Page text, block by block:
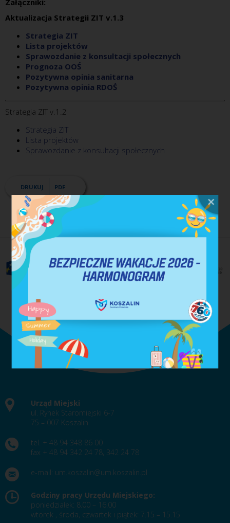
Załączniki:
Aktualizacja Strategii ZIT v.1.3
Strategia ZIT
Lista projektów
Sprawozdanie z konsultacji społecznych
Prognoza OOŚ
Pozytywna opinia sanitarna
Pozytywna opinia RDOŚ
Strategia ZIT v.1.2
Strategia ZIT
Lista projektów
Sprawozdanie z konsultacji społecznych
DRUKUJ PDF
Urząd Miejski
ul. Rynek Staromiejski 6-7
75 – 007 Koszalin
tel. + 48 94 348 86 00
fax + 48 94 342 24 78, 342 24 78
e-mail: um.koszalin@um.koszalin.pl
Godziny pracy Urzędu Miejskiego:
poniedziałek: 8.00 – 16.00
wtorek , środa, czwartek i piątek: 7.15 – 15.15